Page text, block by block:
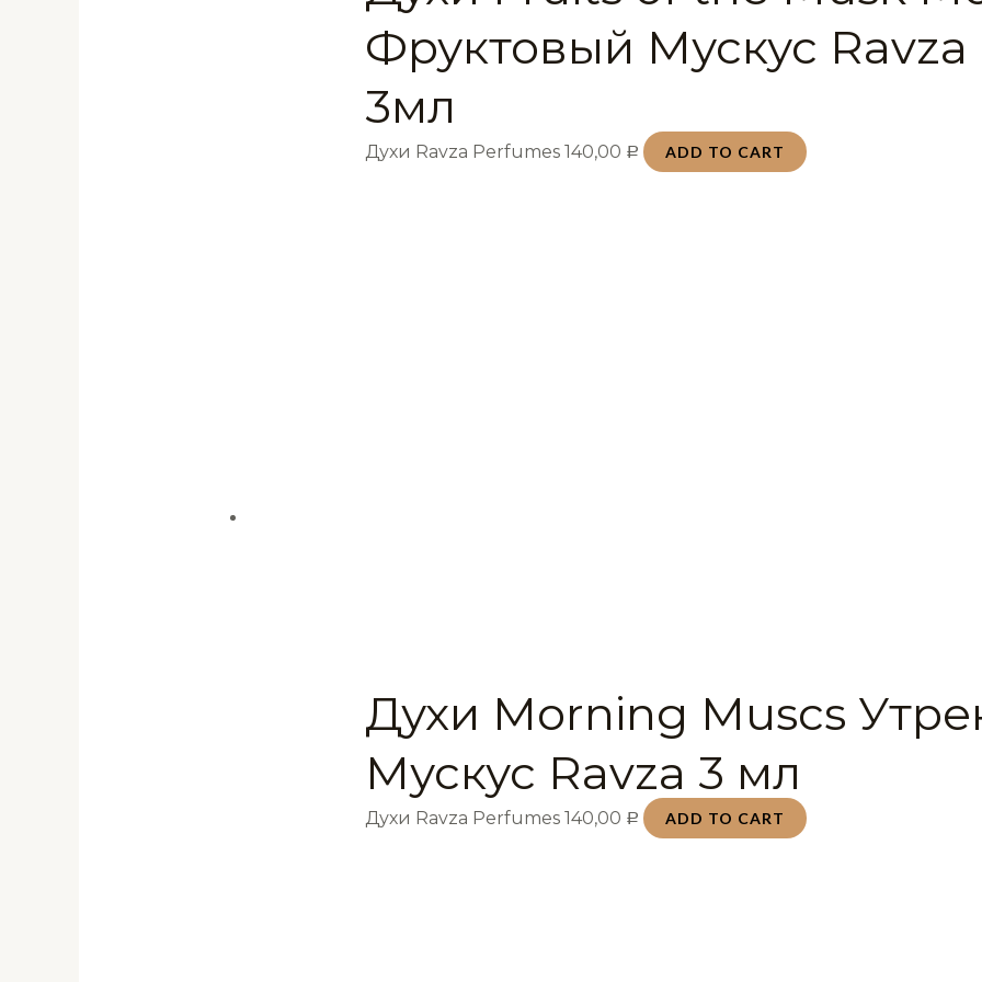
Фруктовый Мускус
3мл
Духи Ravza Perfumes140,00 Р ADD TO CART
Духи Morning Muscs
Мускус Ravza 3 мл
Духи Ravza Perfumes140,00 Р ADD TO CART